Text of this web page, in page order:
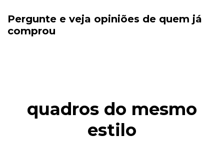
Pergunte e veja opiniões de quem já
comprou
quadros do mesmo
estilo